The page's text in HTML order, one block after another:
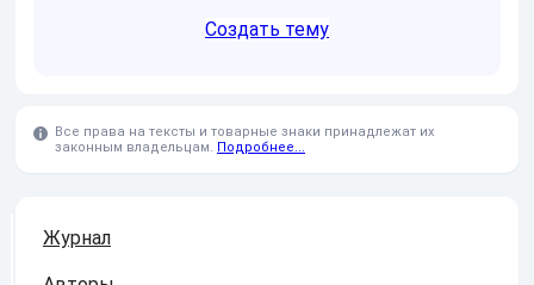
Создать тему
Все права на тексты и товарные знаки принадлежат их
законным владельцам. Подробнее...
Журнал